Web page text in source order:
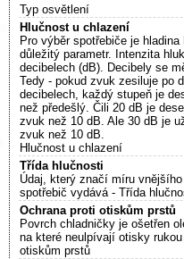
Typ osvětlení
Hlučnost u chlazení
Pro výběr spotřebiče je hladina
důležitý parametr. Intenzita
decibelech (dB). Decibely se
Tedy - pokud zvuk zesiluje po
decibelech, každý stupeň je
než předešlý. Čili 20 dB je
zvuk než 10 dB. Ale 30 dB je
zvuk než 10 dB.
Hlučnost u chlazení
Třída hlučnosti
Údaj, který značí míru
spotřebič vydává - Třída
Ochrana proti otiskům prstů
Povrch chladničky je ošetřen
na které neulpívají otisky rukou
otiskům prstů